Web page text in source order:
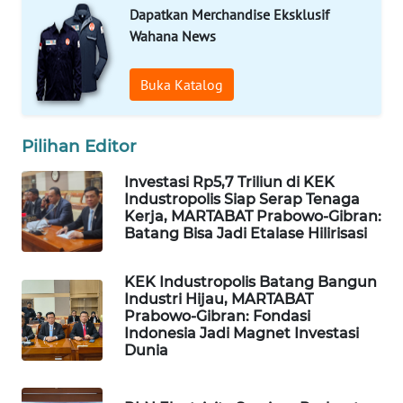
Dapatkan Merchandise Eksklusif
Wahana News
Buka Katalog
Pilihan Editor
Investasi Rp5,7 Triliun di KEK
Industropolis Siap Serap Tenaga
Kerja, MARTABAT Prabowo-Gibran:
Batang Bisa Jadi Etalase Hilirisasi
KEK Industropolis Batang Bangun
Industri Hijau, MARTABAT
Prabowo-Gibran: Fondasi
Indonesia Jadi Magnet Investasi
Dunia
PERSONA
WAHANA
OTOMOTIF
WAHANA
HEALTH
WAHANA
DESA
WISATA
WAHANA
Wahana
Network